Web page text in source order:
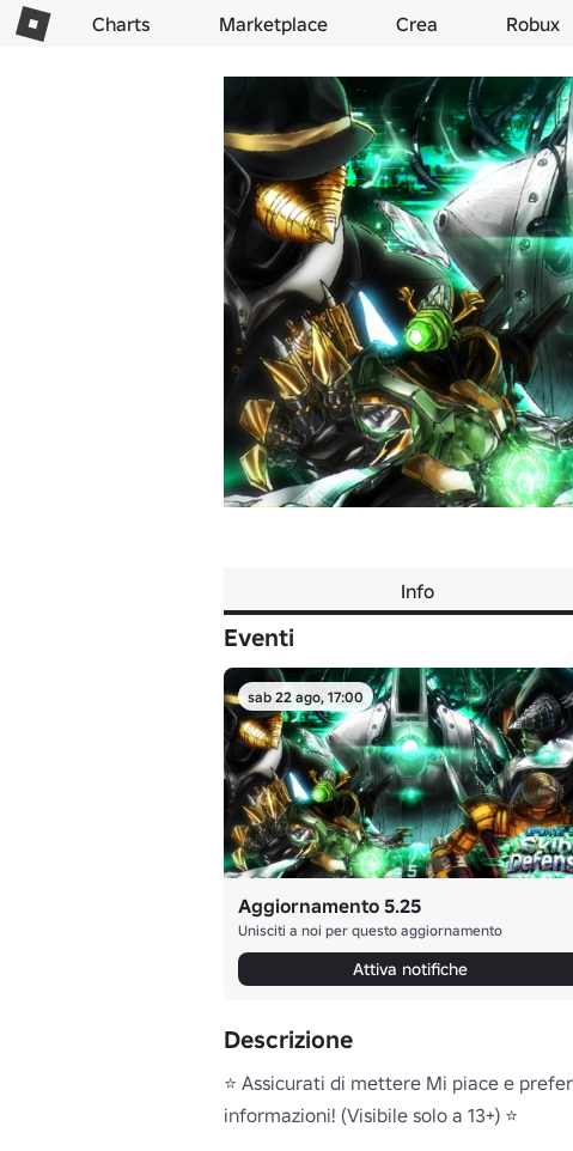
Charts Marketplace Crea Robux
Info
Eventi
sab 22 ago, 17:00
Aggiornamento 5.25
Unisciti a noi per questo aggiornamento
Attiva notifiche
Descrizione
⭐ Assicurati di mettere Mi piace e
informazioni! (Visibile solo a 13+) ⭐